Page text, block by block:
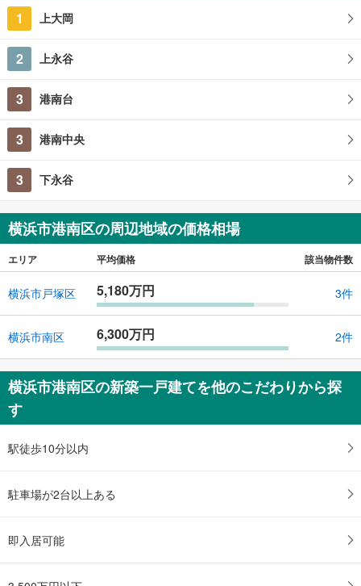
1 上大岡
2 上永谷
3 港南台
3 港南中央
3 下永谷
横浜市港南区の周辺地域の価格相場
エリア 平均価格 該当物件数
横浜市戸塚区 5,180万円 3件
横浜市南区 6,300万円 2件
横浜市港南区の新築一戸建てを他のこだわりから探
す
駅徒歩10分以内
駐車場が2台以上ある
即入居可能